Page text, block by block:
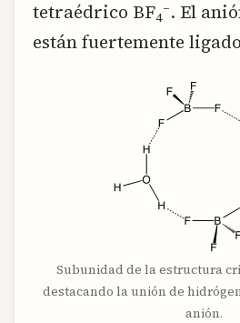
tetraédrico BF4
–. El
están fuertemente
Subunidad de la estructura
destacando la unión de
anión.